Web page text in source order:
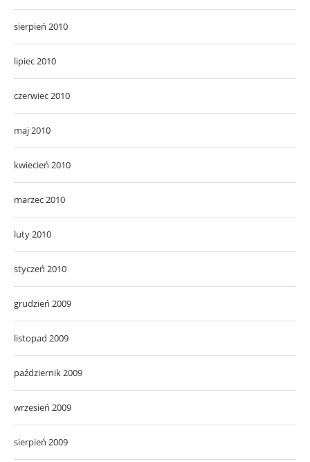
sierpień 2010
lipiec 2010
czerwiec 2010
maj 2010
kwiecień 2010
marzec 2010
luty 2010
styczeń 2010
grudzień 2009
listopad 2009
październik 2009
wrzesień 2009
sierpień 2009